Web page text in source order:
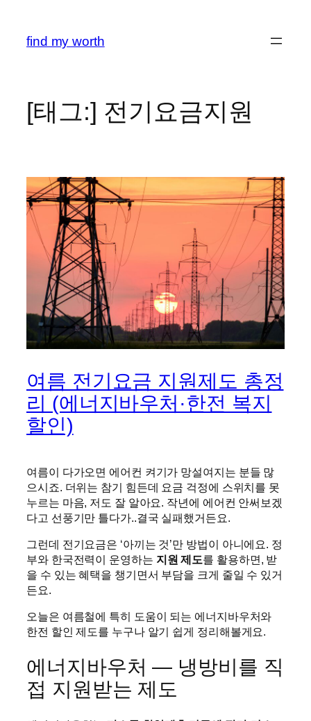
find my worth
[태그:] 전기요금지원
여름 전기요금 지원제도 총정
리 (에너지바우처·한전 복지
할인)
여름이 다가오면 에어컨 켜기가 망설여지는 분들 많
으시죠. 더위는 참기 힘든데 요금 걱정에 스위치를 못
누르는 마음, 저도 잘 알아요. 작년에 에어컨 안써보겠
다고 선풍기만 틀다가..결국 실패했거든요.
그런데 전기요금은 ‘아끼는 것’만 방법이 아니에요. 정
부와 한국전력이 운영하는 지원 제도를 활용하면, 받
을 수 있는 혜택을 챙기면서 부담을 크게 줄일 수 있거
든요.
오늘은 여름철에 특히 도움이 되는 에너지바우처와
한전 할인 제도를 누구나 알기 쉽게 정리해볼게요.
에너지바우처 — 냉방비를 직
접 지원받는 제도